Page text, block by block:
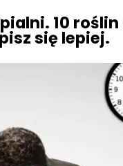
10
się lepiej.